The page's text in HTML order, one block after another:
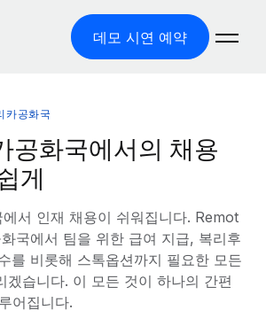
데모 시연 예약
급여 지급을 손쉽게 처리
(EOR)
없이 전 세계로 사업을 확장
채용 지원 알아보기
보
평가 도구
카공화국
공화국에서의 채용
게
에서 인재 채용이 쉬워집니다. Remot
국에서 팀을 위한 급여 지급, 복리후
를 비롯해 스톡옵션까지 필요한 모든
겠습니다. 이 모든 것이 하나의 간편
어집니다.